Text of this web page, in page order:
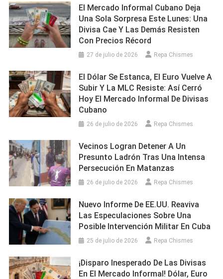
El Mercado Informal Cubano Deja
Una Sola Sorpresa Este Lunes: Una
Divisa Cae Y Las Demás Resisten
Con Precios Récord
27 de julio de 2026 Repa Chismes
El Dólar Se Estanca, El Euro Vuelve A
Subir Y La MLC Resiste: Así Cerró
Hoy El Mercado Informal De Divisas
Cubano
26 de julio de 2026 Repa Chismes
Vecinos Logran Detener A Un
Presunto Ladrón Tras Una Intensa
Persecución En Matanzas
26 de julio de 2026 Repa Chismes
Nuevo Informe De EE.UU. Reaviva
Las Especulaciones Sobre Una
Posible Intervención Militar En Cuba
25 de julio de 2026 Repa Chismes
¡Disparo Inesperado De Las Divisas
En El Mercado Informal! Dólar, Euro